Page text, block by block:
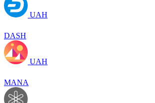
UAH
DASH
UAH
MANA